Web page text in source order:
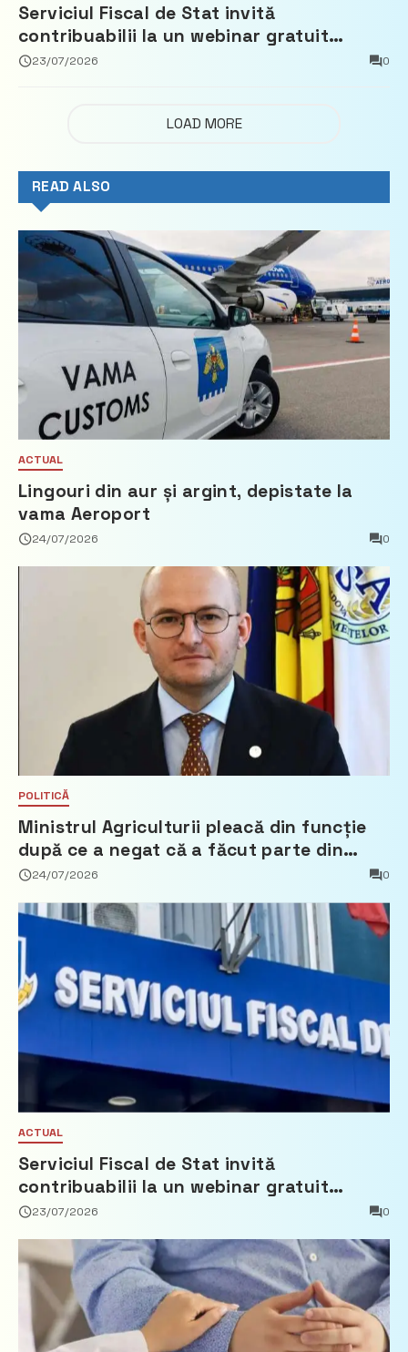
Serviciul Fiscal de Stat invită
contribuabilii la un webinar gratuit
privind calculul impozitului pe bunurile
23/07/2026 0
LOAD MORE
READ ALSO
ACTUAL
Lingouri din aur și argint, depistate la
vama Aeroport
24/07/2026 0
POLITICĂ
Ministrul Agriculturii pleacă din funcție
după ce a negat că a făcut parte din
Partidul Democrat
24/07/2026 0
ACTUAL
Serviciul Fiscal de Stat invită
contribuabilii la un webinar gratuit
privind calculul impozitului pe bunurile
23/07/2026 0